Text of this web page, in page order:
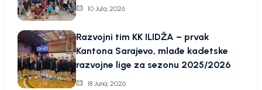
10 Jula, 2026
Razvojni tim KK ILIDŽA – prvak
Kantona Sarajevo, mlađe kadetske
razvojne lige za sezonu 2025/2026
18 Juna, 2026